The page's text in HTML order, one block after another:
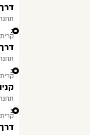
תחנה
31
קרית
תחנה
32
קרית
תחנה
33
קרית